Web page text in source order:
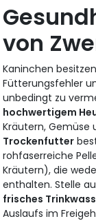
von
Kaninchen
Fütterungsfehler
unbedingt zu
hochwertigem
Kräutern, Gemüse
Trockenfutter
rohfaserreiche
Kräutern), die
enthalten. Stelle
frisches
Auslaufs im